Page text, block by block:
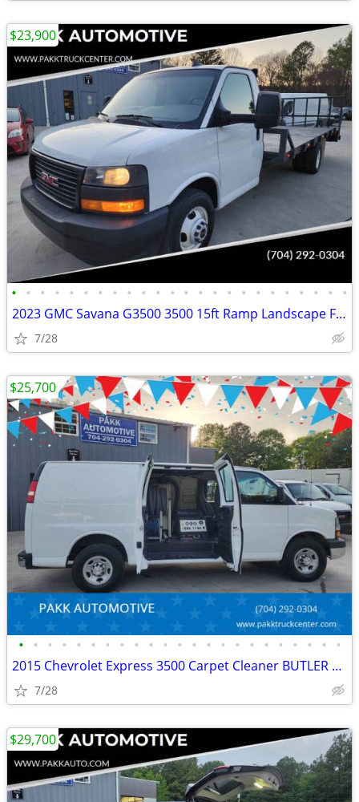
• • • • • • • • • • • • • • • • • • • • • • • •
2023 GMC Savana G3500 3500 15ft Ramp Landscape Flatbed Stake Bed Truck
7/28
$23,900
• • • • • • • • • • • • • • • • • • • • • • •
2015 Chevrolet Express 3500 Carpet Cleaner BUTLER CLEANING SYSTEM
7/28
$25,700
$29,700